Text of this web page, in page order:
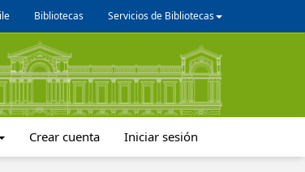
Bibliotecas Servicios de Bibliotecas
Crear cuenta Iniciar sesión